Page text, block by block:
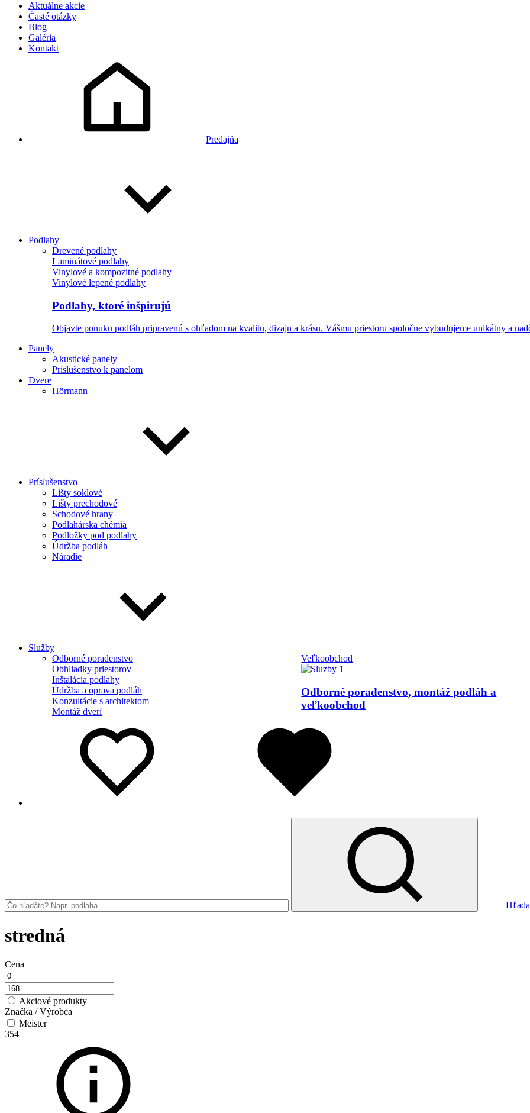
Aktuálne akcie
Časté otázky
Blog
Galéria
Kontakt
Predajňa
Podlahy
Drevené podlahy
Laminátové podlahy
Vinylové a kompozitné podlahy
Vinylové lepené podlahy
Podlahy, ktoré inšpirujú
Objavte ponuku podláh pripravenú s ohľadom na kvalitu, dizajn a krásu. Vášmu priestoru spoločne vybudujeme unikátny a
Panely
Akustické panely
Príslušenstvo k panelom
Dvere
Hörmann
Príslušenstvo
Lišty soklové
Lišty prechodové
Schodové hrany
Podlahárska chémia
Podložky pod podlahy
Údržba podláh
Náradie
Služby
Odborné poradenstvo
Obhliadky priestorov
Inštalácia podlahy
Údržba a oprava podláh
Konzultácie s architektom
Montáž dverí
Veľkoobchod
Odborné poradenstvo, montáž podláh a
veľkoobchod
stredná
Cena
Akciové produkty
Značka / Výrobca
Meister
354